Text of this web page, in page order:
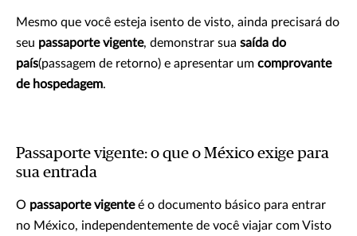
Mesmo que você esteja isento de visto, ainda precisará do
seu passaporte vigente, demonstrar sua saída do
país(passagem de retorno) e apresentar um comprovante
de hospedagem.
Passaporte vigente: o que o México exige para
sua entrada
O passaporte vigenteé o documento básico para entrar
no México, independentemente de você viajar com Visto